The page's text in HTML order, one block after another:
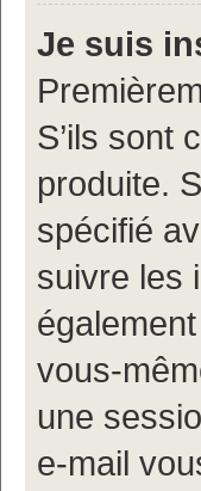
Je suis
S’ils sont
produite.
spécifié
suivre les
vous-
une
e-mail